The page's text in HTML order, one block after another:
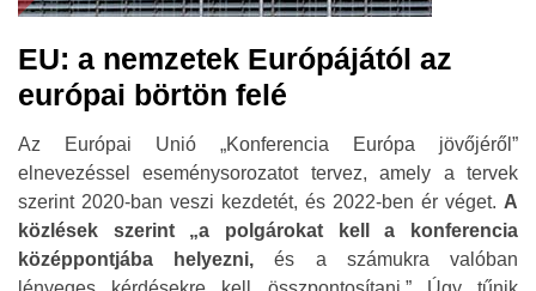
EU: a nemzetek Európájától az
európai börtön felé
Az Európai Unió „Konferencia Európa jövőjéről”
elnevezéssel eseménysorozatot tervez, amely a tervek
szerint 2020-ban veszi kezdetét, és 2022-ben ér véget. A
közlések szerint „a polgárokat kell a konferencia
középpontjába helyezni,és a számukra valóban